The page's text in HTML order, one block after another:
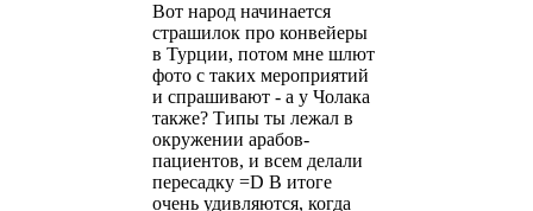
Вот народ начинается
страшилок про конвейеры
в Турции, потом мне шлют
фото с таких мероприятий
и спрашивают - а у Чолака
также? Типы ты лежал в
окружении арабов-
пациентов, и всем делали
пересадку =D В итоге
очень удивляются, когда